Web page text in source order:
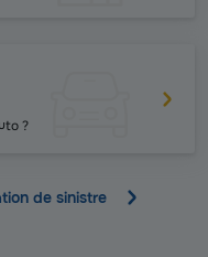
?
de sinistre